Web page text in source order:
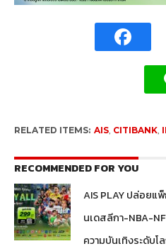
RELATED ITEMS: AIS, CITIBANK,
RECOMMENDED FOR YOU
AIS PLAY ปล่อยแพ็
นเดสลีกา-NBA-
ความบันเทิงระดับโ